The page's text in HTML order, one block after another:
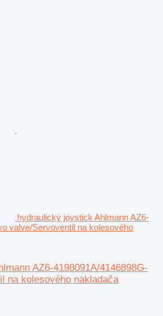
hydraulický joystick Ahlmann AZ6-
valve/Servoventil na kolesového
AZ6-4198091A/4146898G-
na kolesového nakladača